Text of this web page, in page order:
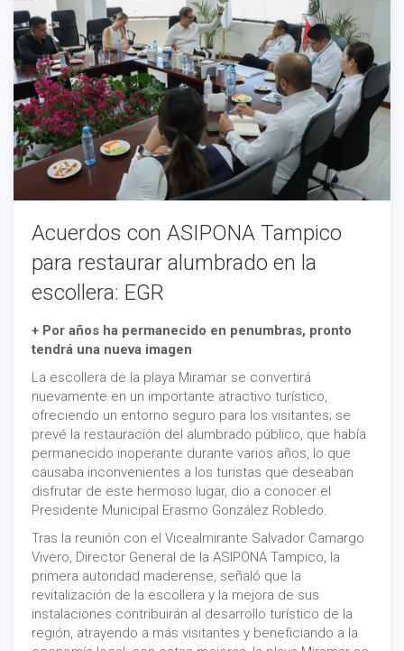
Acuerdos con ASIPONA Tampico
para restaurar alumbrado en la
escollera: EGR
+ Por años ha permanecido en penumbras, pronto
tendrá una nueva imagen
La escollera de la playa Miramar se convertirá
nuevamente en un importante atractivo turístico,
ofreciendo un entorno seguro para los visitantes; se
prevé la restauración del alumbrado público, que había
permanecido inoperante durante varios años, lo que
causaba inconvenientes a los turistas que deseaban
disfrutar de este hermoso lugar, dio a conocer el
Presidente Municipal Erasmo González Robledo.
Tras la reunión con el Vicealmirante Salvador Camargo
Vivero, Director General de la ASIPONA Tampico, la
primera autoridad maderense, señaló que la
revitalización de la escollera y la mejora de sus
instalaciones contribuirán al desarrollo turístico de la
región, atrayendo a más visitantes y beneficiando a la